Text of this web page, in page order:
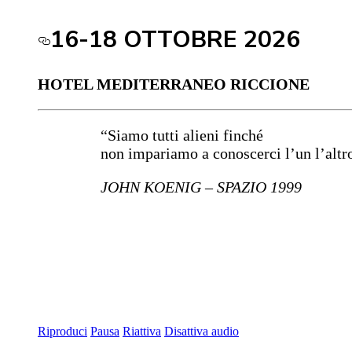
16-18 OTTOBRE 2026
HOTEL MEDITERRANEO RICCIONE
“Siamo tutti alieni finché
non impariamo a conoscerci l’un
JOHN KOENIG – SPAZIO 1999
Riproduci Pausa Riattiva Disattiva audio